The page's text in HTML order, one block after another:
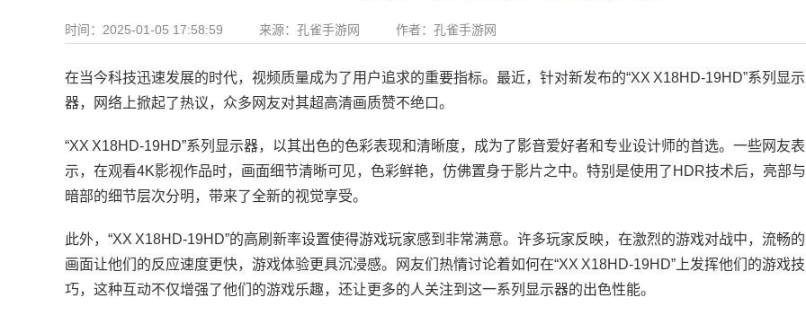
时间：2025-01-05 17:58:59 来源： 孔雀手游网 作者：孔雀手游网
在当今科技迅速发展的时代，视频质量成为了用户追求的重要指标。最近，针对新发布的“XX X18HD-19HD”系列显示
器，网络上掀起了热议，众多网友对其超高清画质赞不绝口。
“XX X18HD-19HD”系列显示器，以其出色的色彩表现和清晰度，成为了影音爱好者和专业设计师的首选。一些网友表
示，在观看4K影视作品时，画面细节清晰可见，色彩鲜艳，仿佛置身于影片之中。特别是使用了HDR技术后，亮部与
暗部的细节层次分明，带来了全新的视觉享受。
此外，“XX X18HD-19HD”的高刷新率设置使得游戏玩家感到非常满意。许多玩家反映，在激烈的游戏对战中，流畅的
画面让他们的反应速度更快，游戏体验更具沉浸感。网友们热情讨论着如何在“XX X18HD-19HD”上发挥他们的游戏技
巧，这种互动不仅增强了他们的游戏乐趣，还让更多的人关注到这一系列显示器的出色性能。